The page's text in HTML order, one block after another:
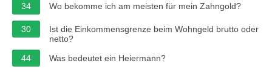
34
Wo bekomme ich am meisten für mein Zahngold?
30
Ist die Einkommensgrenze beim Wohngeld brutto oder
netto?
44
Was bedeutet ein Heiermann?